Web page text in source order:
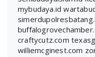
mybudaya.id
craftycutz.com
williemcginest.com